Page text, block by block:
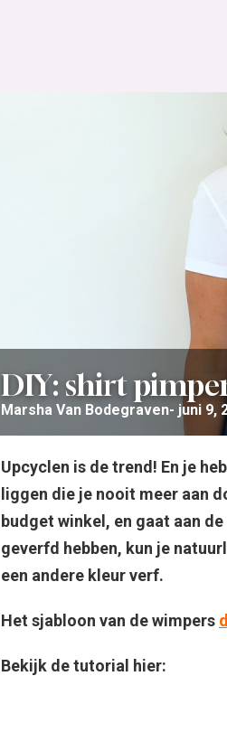
DIY: shirt
Marsha Van Bodegraven juni 9,
Upcyclen is de trend! En je
liggen die je nooit meer aan
budget winkel, en gaat aan
geverfd hebben, kun je
een andere kleur verf.
Het sjabloon van de wimpers
Bekijk de tutorial hier: